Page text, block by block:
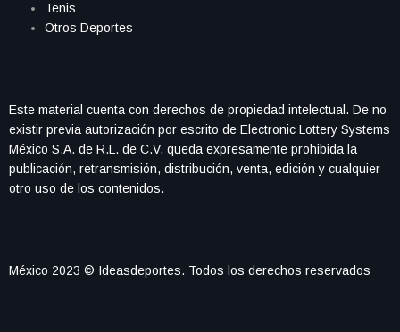
Tenis
Otros Deportes
Este material cuenta con derechos de propiedad intelectual. De no
existir previa autorización por escrito de Electronic Lottery Systems
México S.A. de R.L. de C.V. queda expresamente prohibida la
publicación, retransmisión, distribución, venta, edición y cualquier
otro uso de los contenidos.
México 2023 © Ideasdeportes. Todos los derechos reservados